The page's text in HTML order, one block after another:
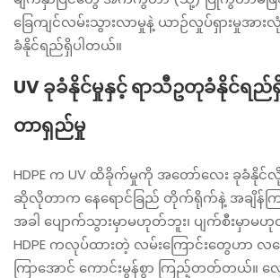
ခြေကျင်လမ်းသွားလာမှုနဲ့ ယာဉ်လှုပ်ရှားမှုအ
ခံနိုင်ရည်ရှိပါတယ်။
UV ခုခံနိုင်မှုနှင့် ရာသီဥတုခံနိုင်
တာရှည်မှု
HDPE က UV ထိခိုက်မှုကို အတော်လေး ခုခံနိုင်
ဆိုလိုတာက နေရောင်ခြည် တိုက်ရိုက်နဲ့ အချိန်ကြ
အခါ ပျောက်သွားမှာမဟုတ်ဘူး၊ ပျက်စီးမှာမ
HDPE ကလုပ်ထားတဲ့ လမ်းကြောင်းတွေဟာ လ
ကြာအောင် ကောင်းမွန်စွာ ကြည့်တတ်တယ်။